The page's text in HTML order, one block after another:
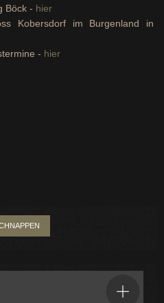
Böck - hier
Kobersdorf im Burgenland in
- hier